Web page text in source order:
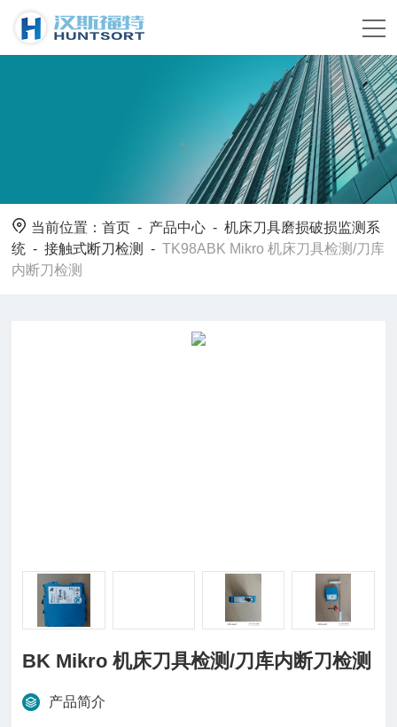
当前位置：首页 - 产品中心 -机床刀具磨损破损监测系
统 -接触式断刀检测 -TK98ABK Mikro 机床刀具检测/刀库
内断刀检测
BK Mikro 机床刀具检测/刀库内断刀检测
产品简介